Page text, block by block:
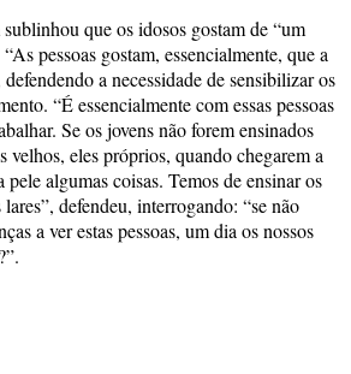
que os idosos gostam de “um
pessoas gostam, essencialmente, que a
a necessidade de sensibilizar os
“É essencialmente com essas pessoas
Se os jovens não forem ensinados
velhos, eles próprios, quando chegarem a
pele algumas coisas. Temos de ensinar os
defendeu, interrogando: “se não
a ver estas pessoas, um dia os nossos